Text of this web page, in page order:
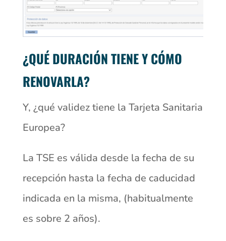
¿QUÉ DURACIÓN TIENE Y CÓMO
RENOVARLA?
Y, ¿qué validez tiene la Tarjeta Sanitaria
Europea?
La TSE es válida desde la fecha de su
recepción hasta la fecha de caducidad
indicada en la misma, (habitualmente
es sobre 2 años).